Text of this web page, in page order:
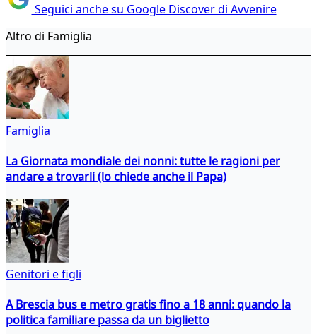
Seguici anche su Google Discover di Avvenire
Altro di Famiglia
Famiglia
La Giornata mondiale dei nonni: tutte le ragioni per
andare a trovarli (lo chiede anche il Papa)
Genitori e figli
A Brescia bus e metro gratis fino a 18 anni: quando la
politica familiare passa da un biglietto